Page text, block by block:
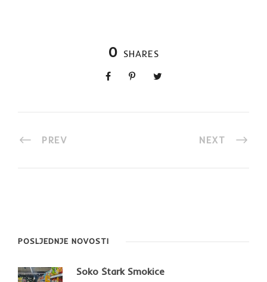
0 SHARES
PREV NEXT
POSLJEDNJE NOVOSTI
Soko Štark Smokice